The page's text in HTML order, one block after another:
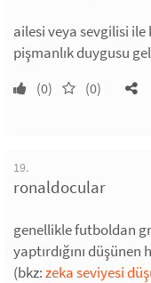
ailesi veya sevgilisi ile
pişmanlık duygusu
(0) (0)
19.
ronaldocular
genellikle futboldan
yaptırdığını
(bkz:zeka seviyesi